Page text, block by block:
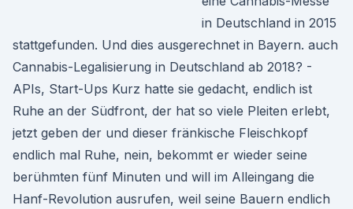
in Deutschland in 2015
stattgefunden. Und dies ausgerechnet in Bayern. auch
Cannabis-Legalisierung in Deutschland ab 2018? -
APIs, Start-Ups Kurz hatte sie gedacht, endlich ist
Ruhe an der Südfront, der hat so viele Pleiten erlebt,
jetzt geben der und dieser fränkische Fleischkopf
endlich mal Ruhe, nein, bekommt er wieder seine
berühmten fünf Minuten und will im Alleingang die
Hanf-Revolution ausrufen, weil seine Bauern endlich